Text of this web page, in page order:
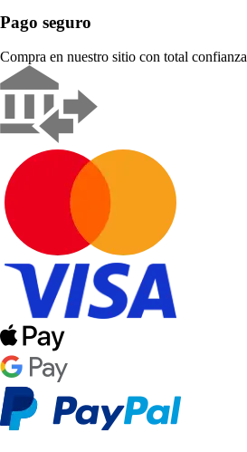
Pago seguro
Compra en nuestro sitio con total confianza